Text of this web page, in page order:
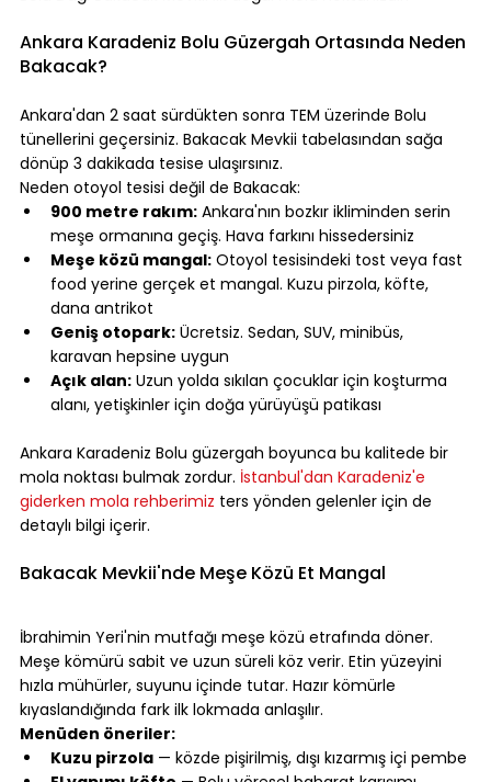
Ankara Karadeniz Bolu Güzergah Ortasında Neden
Bakacak?
Ankara'dan 2 saat sürdükten sonra TEM üzerinde Bolu
tünellerini geçersiniz. Bakacak Mevkii tabelasından sağa
dönüp 3 dakikada tesise ulaşırsınız.
Neden otoyol tesisi değil de Bakacak:
900 metre rakım: Ankara'nın bozkır ikliminden serin
meşe ormanına geçiş. Hava farkını hissedersiniz
Meşe közü mangal: Otoyol tesisindeki tost veya fast
food yerine gerçek et mangal. Kuzu pirzola, köfte,
dana antrikot
Geniş otopark: Ücretsiz. Sedan, SUV, minibüs,
karavan hepsine uygun
Açık alan: Uzun yolda sıkılan çocuklar için koşturma
alanı, yetişkinler için doğa yürüyüşü patikası
Ankara Karadeniz Bolu güzergah boyunca bu kalitede bir
mola noktası bulmak zordur. İstanbul'dan Karadeniz'e
giderken mola rehberimiz ters yönden gelenler için de
detaylı bilgi içerir.
Bakacak Mevkii'nde Meşe Közü Et Mangal
İbrahimin Yeri'nin mutfağı meşe közü etrafında döner.
Meşe kömürü sabit ve uzun süreli köz verir. Etin yüzeyini
hızla mühürler, suyunu içinde tutar. Hazır kömürle
kıyaslandığında fark ilk lokmada anlaşılır.
Menüden öneriler:
Kuzu pirzola — közde pişirilmiş, dışı kızarmış içi pembe